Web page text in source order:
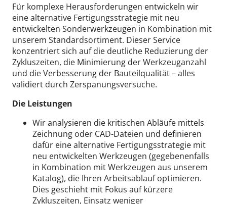
Für komplexe Herausforderungen entwickeln wir
eine alternative Fertigungsstrategie mit neu
entwickelten Sonderwerkzeugen in Kombination mit
unserem Standardsortiment. Dieser Service
konzentriert sich auf die deutliche Reduzierung der
Zykluszeiten, die Minimierung der Werkzeuganzahl
und die Verbesserung der Bauteilqualität – alles
validiert durch Zerspanungsversuche.
Die Leistungen
Wir analysieren die kritischen Abläufe mittels
Zeichnung oder CAD-Dateien und definieren
dafür eine alternative Fertigungsstrategie mit
neu entwickelten Werkzeugen (gegebenenfalls
in Kombination mit Werkzeugen aus unserem
Katalog), die Ihren Arbeitsablauf optimieren.
Dies geschieht mit Fokus auf kürzere
Zykluszeiten, Einsatz weniger